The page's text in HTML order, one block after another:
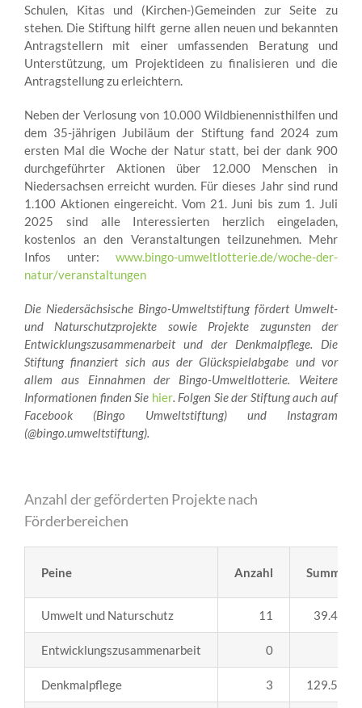
Schulen, Kitas und (Kirchen-)Gemeinden zur Seite zu
stehen. Die Stiftung hilft gerne allen neuen und bekannten
Antragstellern mit einer umfassenden Beratung und
Unterstützung, um Projektideen zu finalisieren und die
Antragstellung zu erleichtern.
Neben der Verlosung von 10.000 Wildbienennisthilfen und
dem 35-jährigen Jubiläum der Stiftung fand 2024 zum
ersten Mal die Woche der Natur statt, bei der dank 900
durchgeführter Aktionen über 12.000 Menschen in
Niedersachsen erreicht wurden. Für dieses Jahr sind rund
1.100 Aktionen eingereicht. Vom 21. Juni bis zum 1. Juli
2025 sind alle Interessierten herzlich eingeladen,
kostenlos an den Veranstaltungen teilzunehmen. Mehr
Infos unter: www.bingo-umweltlotterie.de/woche-der-
natur/veranstaltungen
Die Niedersächsische Bingo-Umweltstiftung fördert Umwelt-
und Naturschutzprojekte sowie Projekte zugunsten der
Entwicklungszusammenarbeit und der Denkmalpflege. Die
Stiftung finanziert sich aus der Glückspielabgabe und vor
allem aus Einnahmen der Bingo-Umweltlotterie. Weitere
Informationen finden Sie hier. Folgen Sie der Stiftung auch auf
Facebook (Bingo Umweltstiftung) und Instagram
(@bingo.umweltstiftung).
Anzahl der geförderten Projekte nach
Förderbereichen
Peine Anzahl Summe
Umwelt und Naturschutz 11
Entwicklungszusammenarbeit 0
Denkmalpflege 3